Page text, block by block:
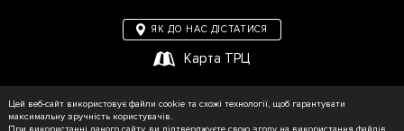
ЯК ДО НАС ДІСТАТИСЯ
Карта ТРЦ
Цей веб-сайт використовує файли cookie та схожі технології, щоб гарантувати
максимальну зручність користувачів.
При використанні даного сайту, ви підтверджуєте свою згоду на використання файлів